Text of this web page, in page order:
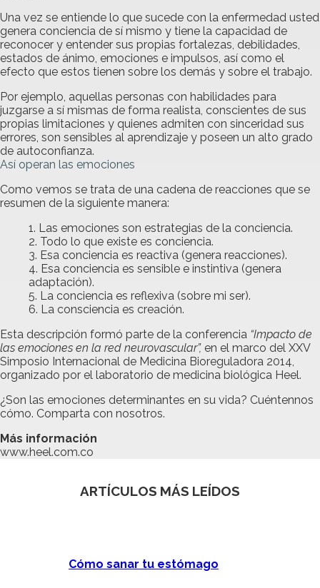
Una vez se entiende lo que sucede con la enfermedad usted
genera conciencia de sí mismo y tiene la capacidad de
reconocer y entender sus propias fortalezas, debilidades,
estados de ánimo, emociones e impulsos, así como el
efecto que estos tienen sobre los demás y sobre el trabajo.
Por ejemplo, aquellas personas con habilidades para
juzgarse a sí mismas de forma realista, conscientes de sus
propias limitaciones y quienes admiten con sinceridad sus
errores, son sensibles al aprendizaje y poseen un alto grado
de autoconfianza.
Así operan las emociones
Como vemos se trata de una cadena de reacciones que se
resumen de la siguiente manera:
Las emociones son estrategias de la conciencia.
Todo lo que existe es conciencia.
Esa conciencia es reactiva (genera reacciones).
Esa conciencia es sensible e instintiva (genera
adaptación).
La conciencia es reflexiva (sobre mi ser).
La consciencia es creación.
Esta descripción formó parte de la conferencia “Impacto de
las emociones en la red neurovascular”, en el marco del XXV
Simposio Internacional de Medicina Bioreguladora 2014,
organizado por el laboratorio de medicina biológica Heel.
¿Son las emociones determinantes en su vida? Cuéntennos
cómo. Comparta con nosotros.
Más información
www.heel.com.co
ARTÍCULOS MÁS LEÍDOS
Cómo sanar tu estómago